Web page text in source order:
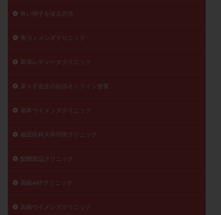
良い卵子を採る方法
英ウィメンズクリニック
草津レディースクリニック
菜々子先生の妊活オンライン授業
蔵本ウイメンズクリニック
藤田医科大学羽田クリニック
醍醐渡辺クリニック
高崎ARTクリニック
高橋ウイメンズクリニック